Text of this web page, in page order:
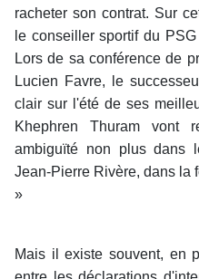
racheter son contrat. Sur
le conseiller sportif du
Lors de sa conférence de
Lucien Favre, le
clair sur l'été de ses
Khephren Thuram vont
ambiguïté non plus dans
Jean-Pierre Rivère, dans la
»
Mais il existe souvent, en